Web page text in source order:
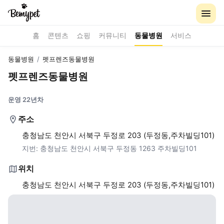
홈 콘텐츠 쇼핑 커뮤니티 동물병원 서비스
동물병원 / 펫프렌즈동물병원
펫프렌즈동물병원
운영 22년차
주소
충청남도 천안시 서북구 두정로 203 (두정동,주차빌딩101)
지번: 충청남도 천안시 서북구 두정동 1263 주차빌딩101
위치
충청남도 천안시 서북구 두정로 203 (두정동,주차빌딩101)